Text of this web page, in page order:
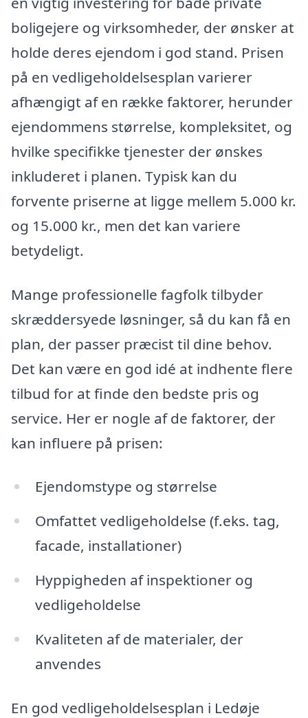
boligejere og virksomheder, der ønsker at
holde deres ejendom i god stand. Prisen
på en vedligeholdelsesplan varierer
afhængigt af en række faktorer, herunder
ejendommens størrelse, kompleksitet, og
hvilke specifikke tjenester der ønskes
inkluderet i planen. Typisk kan du
forvente priserne at ligge mellem 5.000 kr.
og 15.000 kr., men det kan variere
betydeligt.
Mange professionelle fagfolk tilbyder
skræddersyede løsninger, så du kan få en
plan, der passer præcist til dine behov.
Det kan være en god idé at indhente flere
tilbud for at finde den bedste pris og
service. Her er nogle af de faktorer, der
kan influere på prisen:
Ejendomstype og størrelse
Omfattet vedligeholdelse (f.eks. tag,
facade, installationer)
Hyppigheden af inspektioner og
vedligeholdelse
Kvaliteten af de materialer, der
anvendes
En god vedligeholdelsesplan i Ledøje